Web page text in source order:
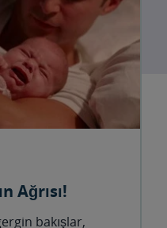
Ağrısı!
bakışlar,